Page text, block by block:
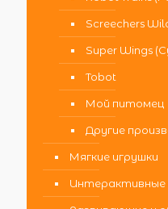
Screechers
Super Wings
Tobot
Мой питомец
Другие
Мягкие игрушки
Интерактивные